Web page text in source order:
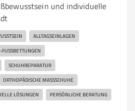
und individuelle
ALLTAGSEINLAGEN
SCHUHREPARATUR
ORTHOPÄDISCHE MASSSCHUHE
LÖSUNGEN PERSÖNLICHE BERATUNG